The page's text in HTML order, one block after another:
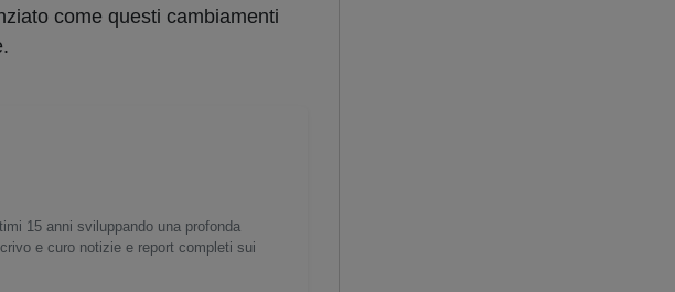
come questi cambiamenti
15 anni sviluppando una profonda
e curo notizie e report completi sui